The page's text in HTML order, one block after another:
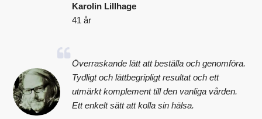
Karolin Lillhage
41 år
Överraskande lätt att beställa och genomföra.
Tydligt och lättbegripligt resultat och ett
utmärkt komplement till den vanliga vården.
Ett enkelt sätt att kolla sin hälsa.